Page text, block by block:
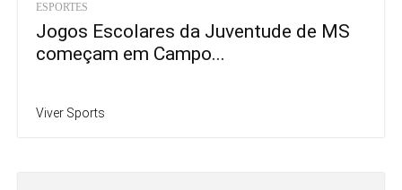
ESPORTES
Jogos Escolares da Juventude de MS
começam em Campo...
Viver Sports